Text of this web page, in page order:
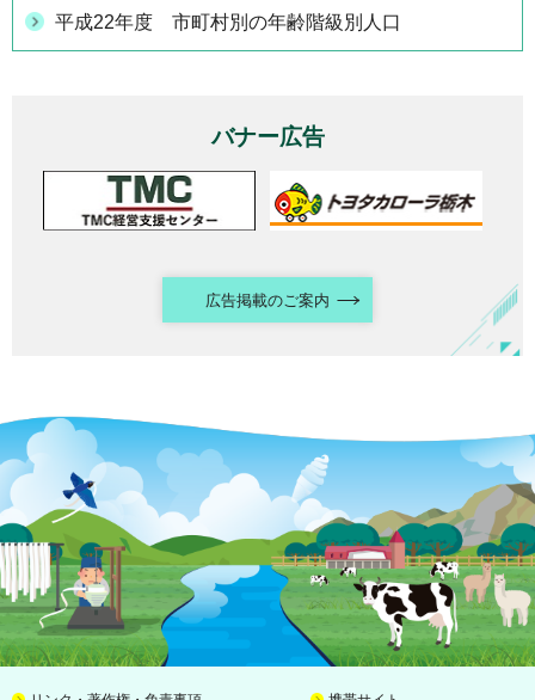
平成22年度 市町村別の年齢階級別人口
バナー広告
広告掲載のご案内